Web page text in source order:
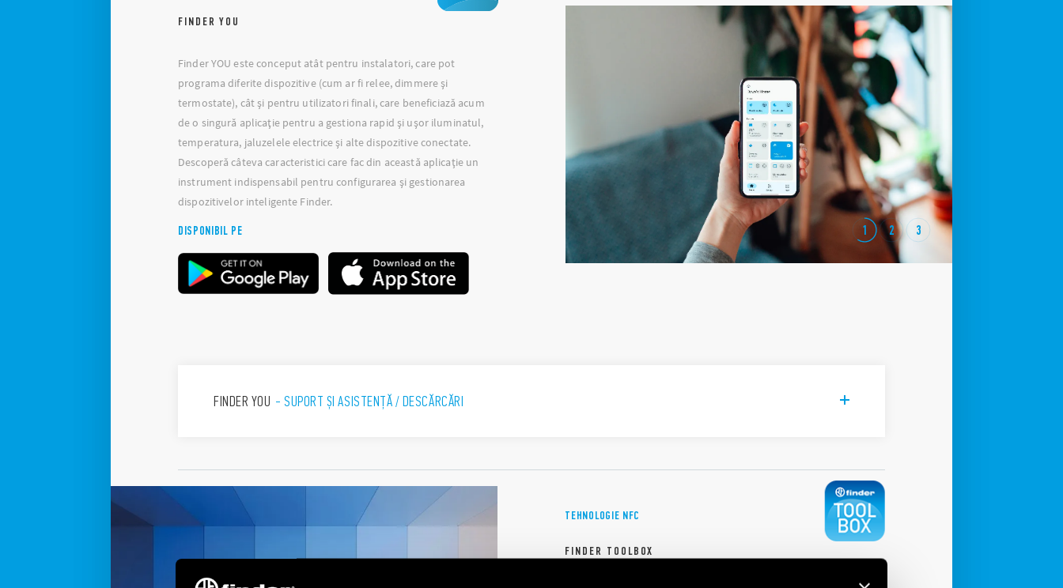
FINDER YOU
Finder YOU este conceput atât pentru instalatori, care pot
programa diferite dispozitive (cum ar fi relee, dimmere și
termostate), cât și pentru utilizatori finali, care beneficiază acum
de o singură aplicaţie pentru a gestiona rapid și ușor iluminatul,
temperatura, jaluzelele electrice și alte dispozitive conectate.
Descoperă câteva caracteristici care fac din această aplicație un
instrument indispensabil pentru configurarea și gestionarea
dispozitivelor inteligente Finder.
DISPONIBIL PE 1 2 3
FINDER YOU SUPORT ȘI ASISTENȚĂ / DESCĂRCĂRI
TEHNOLOGIE NFC
FINDER TOOLBOX